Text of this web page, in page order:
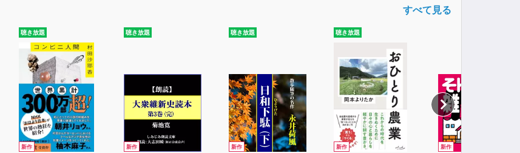
すべて見る
聴き放題
新作
聴き放題
新作
聴き放題
新作
聴き放題
新作 新作